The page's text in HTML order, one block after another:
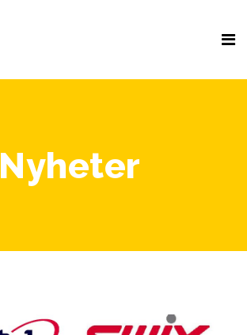
Nyheter